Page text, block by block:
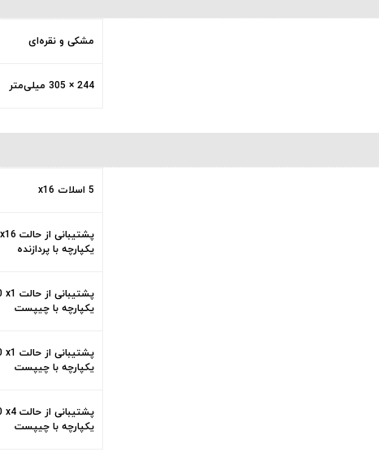
مشکی و نقره‌ای
244 × 305 میلی‌متر
5 اسلات x16
پشتیبانی از حالت PCIe 5.0 x16
یکپارچه با پردازنده
پشتیبانی از حالت PCIe 4.0 x1
یکپارچه با چیپست
پشتیبانی از حالت PCIe 4.0 x1
یکپارچه با چیپست
پشتیبانی از حالت PCIe 4.0 x4
یکپارچه با چیپست